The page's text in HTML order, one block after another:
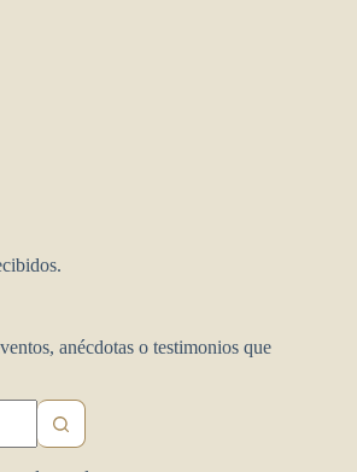
anécdotas o testimonios que